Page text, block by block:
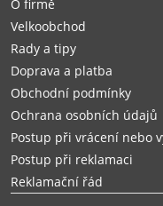
O firmě
Velkoobchod
Rady a tipy
Doprava a platba
Obchodní podmínky
Ochrana osobních údajů
Postup při vrácení nebo
Postup při reklamaci
Reklamační řád